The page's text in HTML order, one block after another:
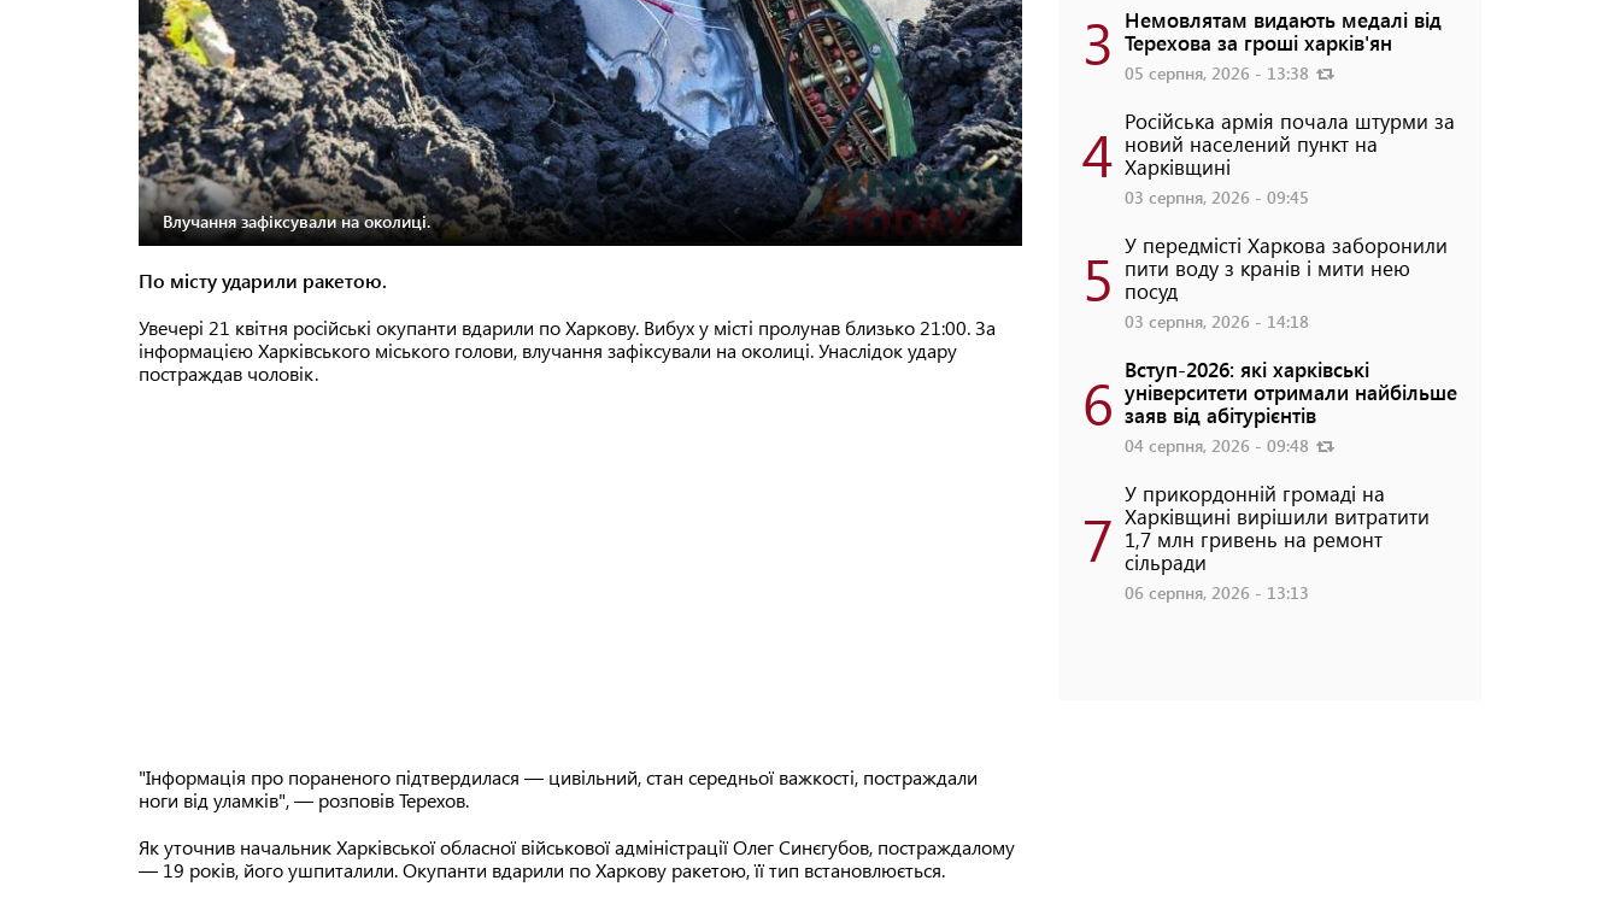
Влучання зафіксували на околиці.
По місту ударили ракетою.
Увечері 21 квітня російські окупанти вдарили по Харкову. Вибух у місті пролунав близько 21:00. За
інформацією Харківського міського голови, влучання зафіксували на околиці. Унаслідок удару
постраждав чоловік.
"Інформація про пораненого підтвердилася — цивільний, стан середньої важкості, постраждали
ноги від уламків", — розповів Терехов.
Як уточнив начальник Харківської обласної військової адміністрації Олег Синєгубов, постраждалому
— 19 років, його ушпиталили. Окупанти вдарили по Харкову ракетою, її тип встановлюється.
3 Немовлятам видають медалі від
Терехова за гроші харків'ян
05 серпня, 2026 - 13:38
4 Російська армія почала штурми за
новий населений пункт на
Харківщині
03 серпня, 2026 - 09:45
5 У передмісті Харкова заборонили
пити воду з кранів і мити нею
посуд
03 серпня, 2026 - 14:18
6 Вступ-2026: які харківські
університети отримали найбільше
заяв від абітурієнтів
04 серпня, 2026 - 09:48
7
У прикордонній громаді на
Харківщині вирішили витратити
1,7 млн гривень на ремонт
сільради
06 серпня, 2026 - 13:13